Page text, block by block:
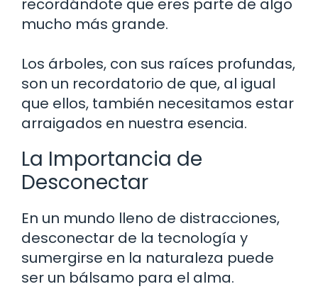
mucho más grande.
Los árboles, con sus raíces profundas,
son un recordatorio de que, al igual
que ellos, también necesitamos estar
arraigados en nuestra esencia.
La Importancia de
Desconectar
En un mundo lleno de distracciones,
desconectar de la tecnología y
sumergirse en la naturaleza puede
ser un bálsamo para el alma.